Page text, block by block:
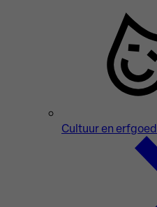
Cultuur en erfgoed